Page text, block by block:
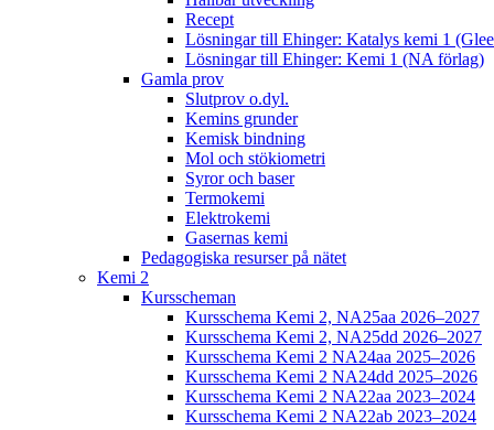
Recept
Lösningar till Ehinger: Katalys kemi 1
Lösningar till Ehinger: Kemi 1 (NA förlag)
Gamla prov
Slutprov o.dyl.
Kemins grunder
Kemisk bindning
Mol och stökiometri
Syror och baser
Termokemi
Elektrokemi
Gasernas kemi
Pedagogiska resurser på nätet
Kemi 2
Kursscheman
Kursschema Kemi 2, NA25aa 2026–2027
Kursschema Kemi 2, NA25dd 2026–2027
Kursschema Kemi 2 NA24aa 2025–2026
Kursschema Kemi 2 NA24dd 2025–2026
Kursschema Kemi 2 NA22aa 2023–2024
Kursschema Kemi 2 NA22ab 2023–2024